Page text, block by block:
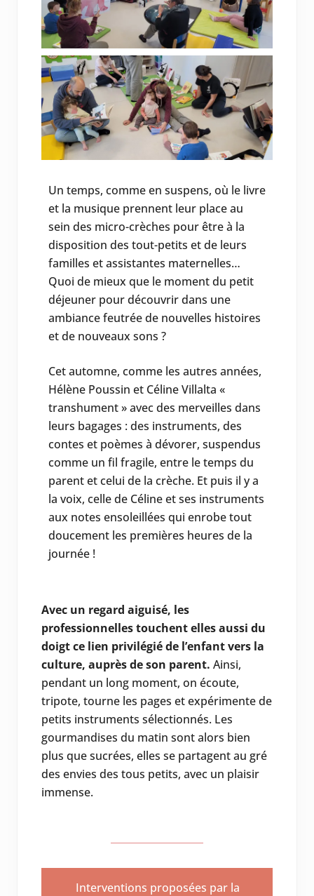
Un temps, comme en suspens, où le livre
et la musique prennent leur place au
sein des micro-crèches pour être à la
disposition des tout-petits et de leurs
familles et assistantes maternelles…
Quoi de mieux que le moment du petit
déjeuner pour découvrir dans une
ambiance feutrée de nouvelles histoires
et de nouveaux sons ?
Cet automne, comme les autres années,
Hélène Poussin et Céline Villalta «
transhument » avec des merveilles dans
leurs bagages : des instruments, des
contes et poèmes à dévorer, suspendus
comme un fil fragile, entre le temps du
parent et celui de la crèche. Et puis il y a
la voix, celle de Céline et ses instruments
aux notes ensoleillées qui enrobe tout
doucement les premières heures de la
journée !
Avec un regard aiguisé, les
professionnelles touchent elles aussi du
doigt ce lien privilégié de l’enfant vers la
culture, auprès de son parent. Ainsi,
pendant un long moment, on écoute,
tripote, tourne les pages et expérimente de
petits instruments sélectionnés. Les
gourmandises du matin sont alors bien
plus que sucrées, elles se partagent au gré
des envies des tous petits, avec un plaisir
immense.
Interventions proposées par la